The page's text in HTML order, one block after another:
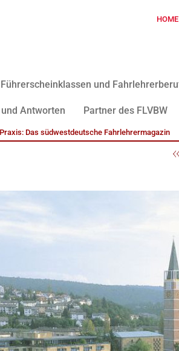
HOME
und
Antworten Partner des FLVBW
Das südwestdeutsche Fahrlehrermagazin